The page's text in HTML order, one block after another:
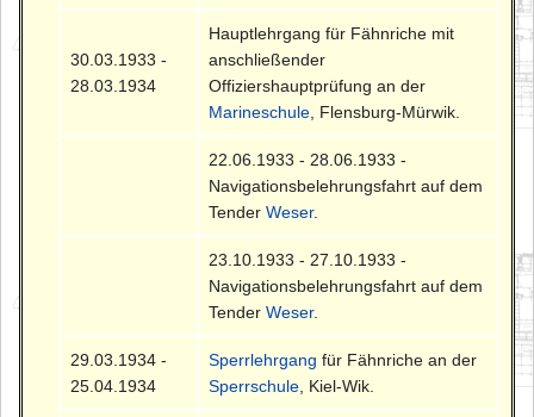
30.03.1933 -
28.03.1934
Hauptlehrgang für Fähnriche mit
anschließender
Offiziershauptprüfung an der
Marineschule , Flensburg-Mürwik.
22.06.1933 - 28.06.1933 -
Navigationsbelehrungsfahrt auf dem
TenderWeser.
23.10.1933 - 27.10.1933 -
Navigationsbelehrungsfahrt auf dem
TenderWeser.
29.03.1934 -
25.04.1934
Sperrlehrgang für Fähnriche an der
Sperrschule , Kiel-Wik.